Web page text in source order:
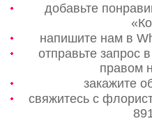
добавьте
напишите нам в
отправьте запрос
правом
закажите
свяжитесь с